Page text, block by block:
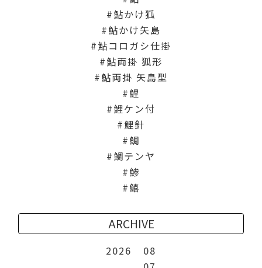
鮎かけ狐
鮎かけ矢島
鮎コロガシ仕掛
鮎両掛 狐形
鮎両掛 矢島型
鯉
鯉ケン付
鯉針
鯛
鯛テンヤ
鯵
鱚
ARCHIVE
2026
08